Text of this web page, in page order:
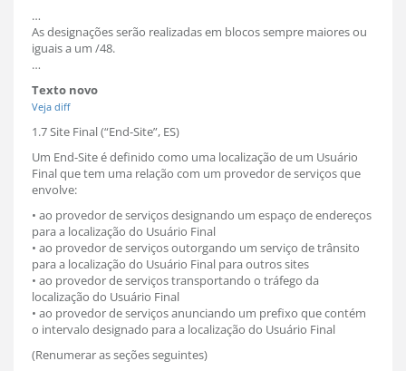
…
As designações serão realizadas em blocos sempre maiores ou
iguais a um /48.
…
Texto novo
Veja diff
1.7 Site Final (“End-Site”, ES)
Um End-Site é definido como uma localização de um Usuário
Final que tem uma relação com um provedor de serviços que
envolve:
• ao provedor de serviços designando um espaço de endereços
para a localização do Usuário Final
• ao provedor de serviços outorgando um serviço de trânsito
para a localização do Usuário Final para outros sites
• ao provedor de serviços transportando o tráfego da
localização do Usuário Final
• ao provedor de serviços anunciando um prefixo que contém
o intervalo designado para a localização do Usuário Final
(Renumerar as seções seguintes)